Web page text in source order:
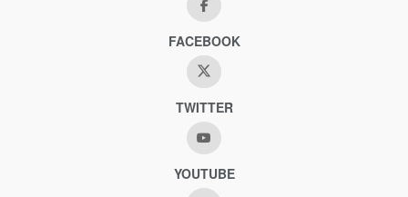
FACEBOOK
TWITTER
YOUTUBE